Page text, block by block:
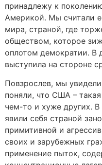
принадлежу к
Америкой. Мы считали
мира, страной, где
обществом, которое
оплотом демократии. В
выступила на стороне
Повзрослев, мы
поняли, что США –
чем-то и хуже других.
явили себя страной
примитивной и
своих и зарубежных
применение пыток,